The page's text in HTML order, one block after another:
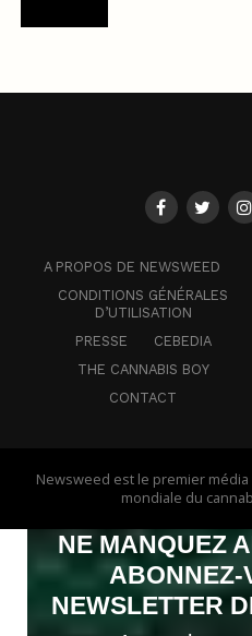
A PROPOS DE NEWSWEED
CONDITIONS GÉNÉRALES
D’UTILISATION
PRESSE
CEBEDIA
THE CANNABIS BOY
CONTACT
Newsweed est le premier
mondiale du
NE MANQUEZ
ABONNEZ-
NEWSLETTER